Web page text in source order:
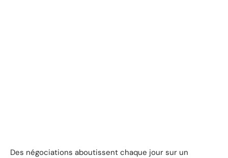
Des négociations aboutissent chaque jour sur un